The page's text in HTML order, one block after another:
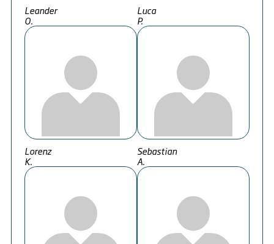
Leander
O.
Luca
P.
Lorenz
K.
Sebastian
A.